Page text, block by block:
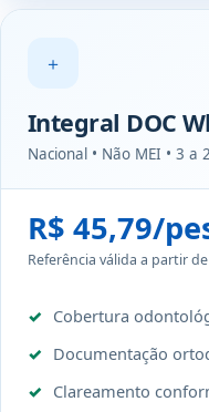
＋
Integral DOC
Nacional • Não MEI • 3 a
R$ 45,79/
Referência válida a partir
Cobertura
Documentação
Clareamento